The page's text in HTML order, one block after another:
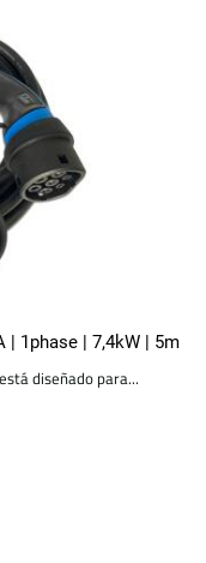
| 1phase | 7,4kW | 5m
diseñado para...